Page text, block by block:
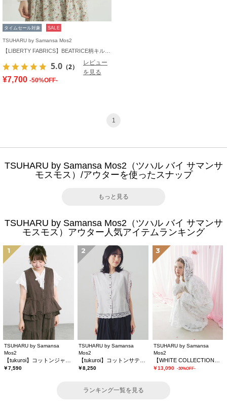
タイムセール対象 SALE
TSUHARU by Samansa Mos2
5.0 （2）
レビュー
を見る
¥7,700 -50%OFF-
1
TSUHARU by Samansa Mos2（ツハル バイ サマンサ
モスモス）/アウターを使ったスナップ
もっと見る
TSUHARU by Samansa Mos2（ツハル バイ サマンサ
モスモス）アウター人気アイテムランキング
1
TSUHARU by Samansa
Mos2
￥7,590
2
TSUHARU by Samansa
Mos2
￥8,250
3
TSUHARU by Samansa
Mos2
￥13,090 -30%OFF-
ランキング一覧を見る